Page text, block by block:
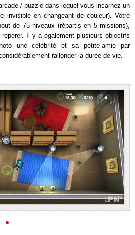
/ puzzle dans lequel vous incarnez un
invisible en changeant de couleur). Votre
de 75 niveaux (répartis en 5 missions),
Il y a également plusieurs objectifs
une célébrité et sa petite-amie par
rallonger la durée de vie.